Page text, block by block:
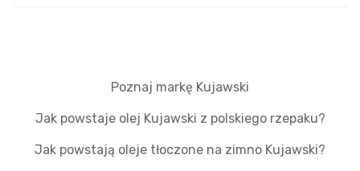
Poznaj markę Kujawski
Jak powstaje olej Kujawski z polskiego rzepaku?
Jak powstają oleje tłoczone na zimno Kujawski?